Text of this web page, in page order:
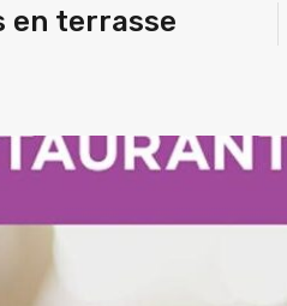
en terrasse